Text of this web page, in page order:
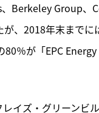
Berkeley Group、
、2018年末までに
％が「EPC
イズ・グリーンビ